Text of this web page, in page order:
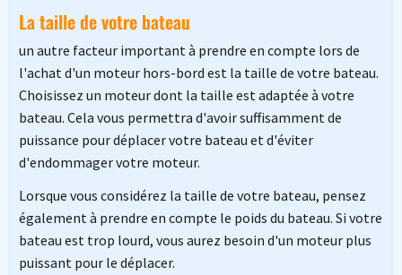
La taille de votre bateau
un autre facteur important à prendre en compte lors de
l'achat d'un moteur hors-bord est la taille de votre bateau.
Choisissez un moteur dont la taille est adaptée à votre
bateau. Cela vous permettra d'avoir suffisamment de
puissance pour déplacer votre bateau et d'éviter
d'endommager votre moteur.
Lorsque vous considérez la taille de votre bateau, pensez
également à prendre en compte le poids du bateau. Si votre
bateau est trop lourd, vous aurez besoin d'un moteur plus
puissant pour le déplacer.